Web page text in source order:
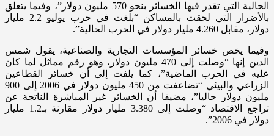
الحالية التي تقدر فيها الخسائر بنحو 570 مليون دولار”، وفيما يتعلق
بالأضرار التي لحقت بالمساكن “بلغت في حرب يوليو 2.2 مليار
دولار، مقابل 4.260 مليار دولار في الحرب الحالية”.
وفيما يخص خسائر المؤسسات التجارية والصناعية، يقول شمس
الدين إنها “وصلت إلى 470 مليون دولار، وهو رقم مماثل لما كان
عليه في الحرب الماضية”، كما يلفت إلى أن خسائر القطاعين
الزراعي والبيئي “تضاعفت من 450 مليون دولار في 2006 إلى 900
مليون دولار حاليا”، مضيفا أن الخسائر غير المباشرة الناتجة عن
تراجع الاقتصاد “وصلت إلى 3.380 مليار دولار مقارنة بـ1.2 مليار
دولار في 2006”.